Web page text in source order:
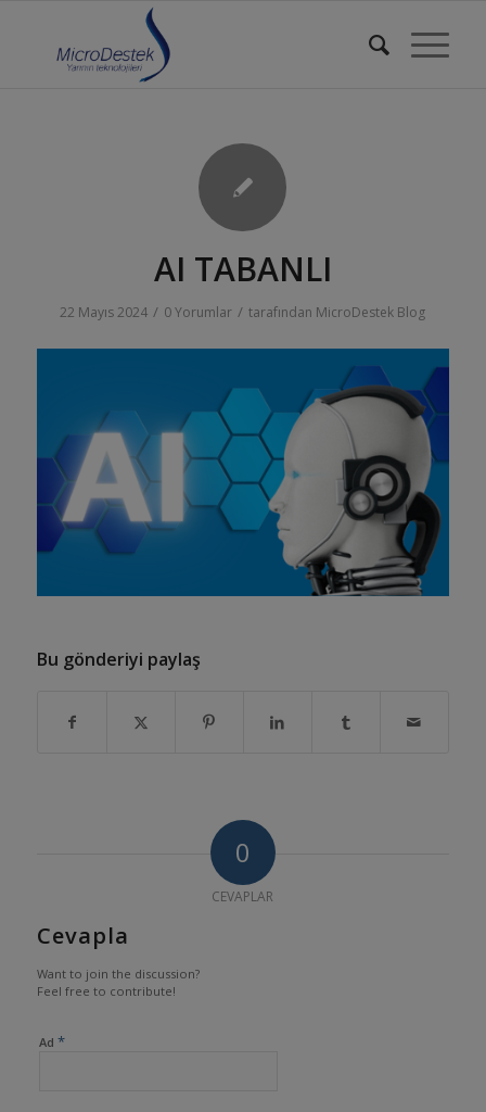
AI TABANLI
22 Mayıs 2024 / 0 Yorumlar / tarafından MicroDestek Blog
Bu gönderiyi paylaş
0
CEVAPLAR
Cevapla
Want to join the discussion?
Feel free to contribute!
Ad *